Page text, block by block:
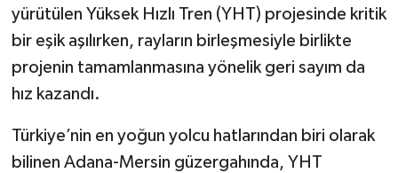
yürütülen Yüksek Hızlı Tren (YHT) projesinde kritik
bir eşik aşılırken, rayların birleşmesiyle birlikte
projenin tamamlanmasına yönelik geri sayım da
hız kazandı.
Türkiye’nin en yoğun yolcu hatlarından biri olarak
bilinen Adana-Mersin güzergahında, YHT